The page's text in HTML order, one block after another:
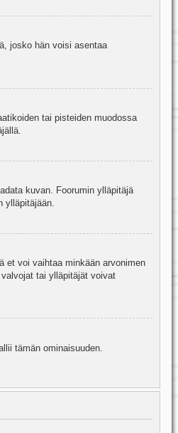
josko hän voisi asentaa
tai pisteiden muodossa
kuvan. Foorumin ylläpitäjä
ylläpitäjään.
et voi vaihtaa minkään arvonimen
tai ylläpitäjät voivat
tämän ominaisuuden.